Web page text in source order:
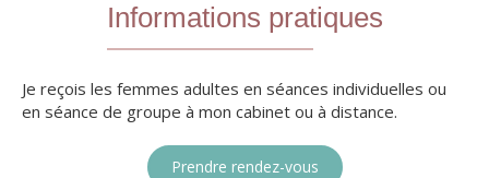
Informations pratiques
Je reçois les femmes adultes en séances individuelles ou
en séance de groupe à mon cabinet ou à distance.
Prendre rendez-vous